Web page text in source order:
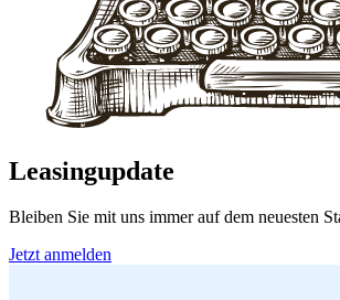
Leasingupdate
Bleiben Sie mit uns immer auf dem neuesten
Jetzt anmelden